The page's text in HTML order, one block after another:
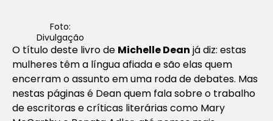
Foto:
Divulgação
O título deste livro de Michelle Dean já diz: estas
mulheres têm a língua afiada e são elas quem
encerram o assunto em uma roda de debates. Mas
nestas páginas é Dean quem fala sobre o trabalho
de escritoras e críticas literárias como Mary